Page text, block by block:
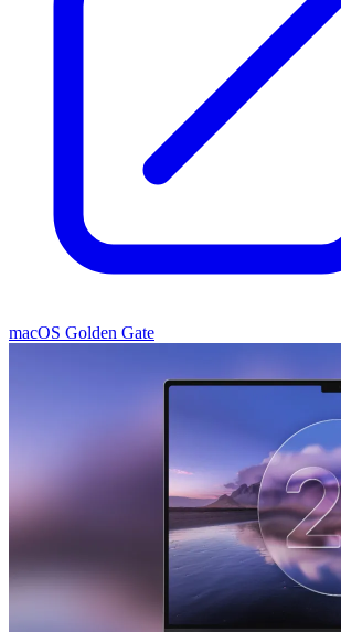
macOS Golden Gate